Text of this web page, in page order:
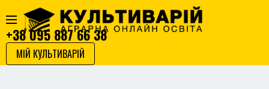
+38 095 887 66 38
МІЙ КУЛЬТИВАРІЙ